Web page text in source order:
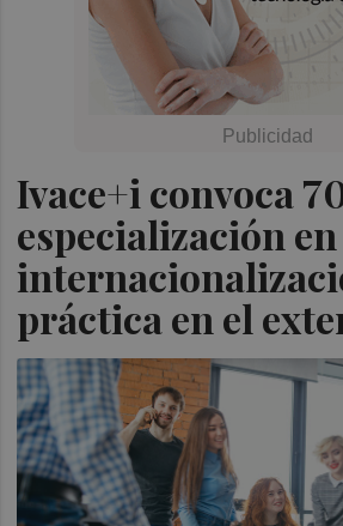
Ivace+i convoca
especialización en
práctica en el